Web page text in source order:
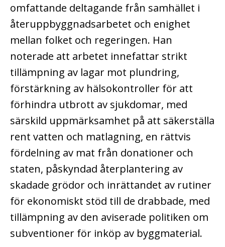
omfattande deltagande från samhället i
återuppbyggnadsarbetet och enighet
mellan folket och regeringen. Han
noterade att arbetet innefattar strikt
tillämpning av lagar mot plundring,
förstärkning av hälsokontroller för att
förhindra utbrott av sjukdomar, med
särskild uppmärksamhet på att säkerställa
rent vatten och matlagning, en rättvis
fördelning av mat från donationer och
staten, påskyndad återplantering av
skadade grödor och inrättandet av rutiner
för ekonomiskt stöd till de drabbade, med
tillämpning av den aviserade politiken om
subventioner för inköp av byggmaterial.